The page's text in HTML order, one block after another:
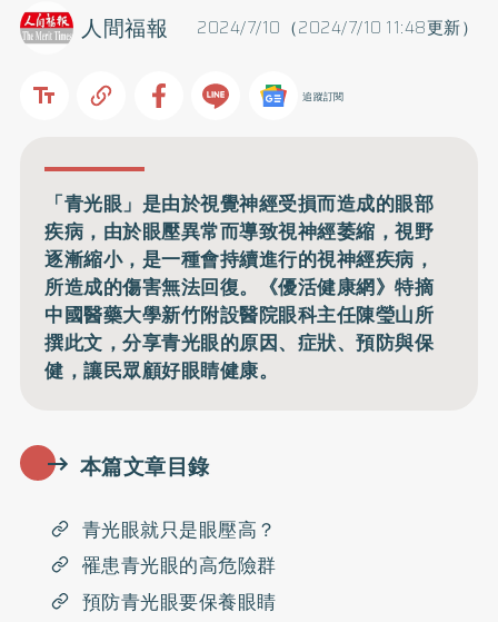
2024/7/10（2024/7/10 11:48更新）
人間福報
追蹤訂閱
「青光眼」是由於視覺神經受損而造成的眼部
疾病，由於眼壓異常而導致視神經萎縮，視野
逐漸縮小，是一種會持續進行的視神經疾病，
所造成的傷害無法回復。《優活健康網》特摘
中國醫藥大學新竹附設醫院眼科主任陳瑩山所
撰此文，分享青光眼的原因、症狀、預防與保
健，讓民眾顧好眼睛健康。
本篇文章目錄
青光眼就只是眼壓高？
罹患青光眼的高危險群
預防青光眼要保養眼睛